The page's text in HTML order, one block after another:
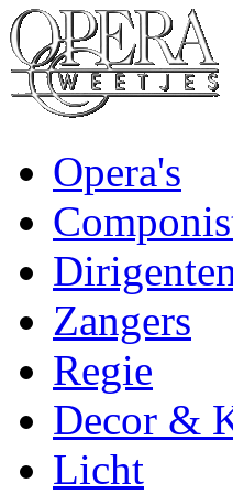
Opera's
Zangers
Regie
Decor &
Licht